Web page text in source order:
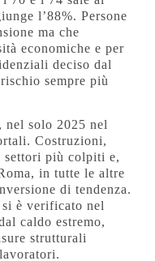
l’88%. Persone
ma che
economiche e per
deciso dal
sempre più
solo 2025 nel
Costruzioni,
settori più colpiti e,
in tutte le altre
di tendenza.
è verificato nel
caldo estremo,
strutturali